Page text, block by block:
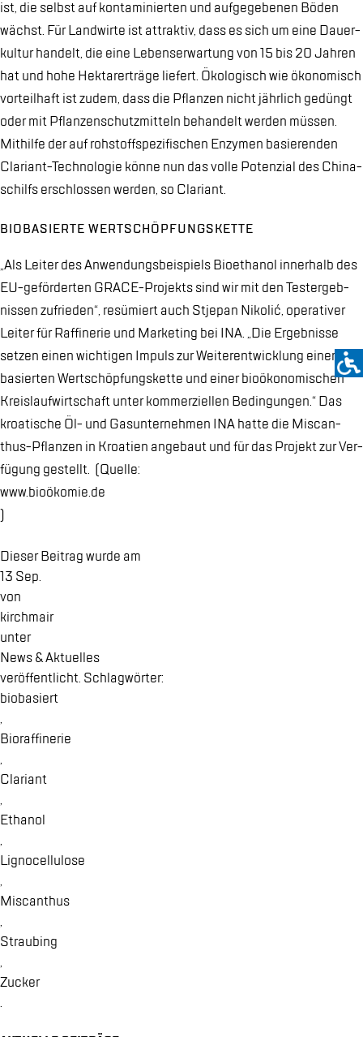
ist, die selbst auf kon­ta­mi­nier­ten und auf­ge­ge­be­nen Bö­den
wächst. Für Land­wir­te ist at­trak­tiv, dass es sich um eine Dau­er­
kul­tur han­delt, die eine Le­bens­er­war­tung von 15 bis 20 Jah­ren
hat und hohe Hekt­ar­er­trä­ge lie­fert. Öko­lo­gisch wie öko­no­misch
vor­teil­haft ist zu­dem, dass die Pflan­zen nicht jähr­lich ge­düngt
oder mit Pflan­zen­schutz­mit­teln be­han­delt wer­den müs­sen.
Mit­hil­fe der auf roh­stoff­spe­zi­fi­schen En­zy­men ba­sie­ren­den
Cla­ri­ant-Tech­no­lo­gie kön­ne nun das vol­le Po­ten­zi­al des Chi­na­
schilfs er­schlos­sen wer­den, so Cla­ri­ant.
BIO­BA­SIER­TE WERT­SCHÖP­FUNGS­KET­TE
„Als Lei­ter des An­wen­dungs­bei­spiels Bio­etha­nol in­ner­halb des
EU-ge­för­der­ten GRACE-Pro­jekts sind wir mit den Test­ergeb­
nis­sen zu­frie­den“, re­sü­miert auch Stjepan Ni­ko­lić, ope­ra­ti­ver
Lei­ter für Raf­fi­ne­rie und Mar­ke­ting bei INA. „Die Er­geb­nis­se
set­zen ei­nen wich­ti­gen Im­puls zur Wei­ter­ent­wick­lung ei­ner bio­
ba­sier­ten Wert­schöp­fungs­ket­te und ei­ner bio­öko­no­mi­schen
Kreis­lauf­wirt­schaft un­ter kom­mer­zi­el­len Be­din­gun­gen.“ Das
kroa­ti­sche Öl- und Gas­un­ter­neh­men INA hat­te die Miscan­
thus-Pflan­zen in Kroa­ti­en an­ge­baut und für das Pro­jekt zur Ver­
fü­gung ge­stellt. (Quel­le:
www.​bioöko­mie.de
)
Die­ser Bei­trag wur­de am
13 Sep.
von
kirch­mair
un­ter
News & Ak­tu­el­les
ver­öf­fent­licht. Schlag­wör­ter:
bio­ba­siert
,
Bio­raf­fi­ne­rie
,
Cla­ri­ant
,
Etha­nol
,
Li­gno­cel­lu­lo­se
,
Miscan­thus
,
Strau­bing
,
Zu­cker
.